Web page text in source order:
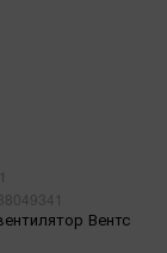
1
Вентс